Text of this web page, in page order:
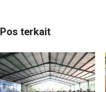
Pos terkait